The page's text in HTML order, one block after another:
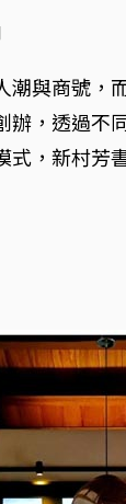
與商號，
，透過不
，新村芳